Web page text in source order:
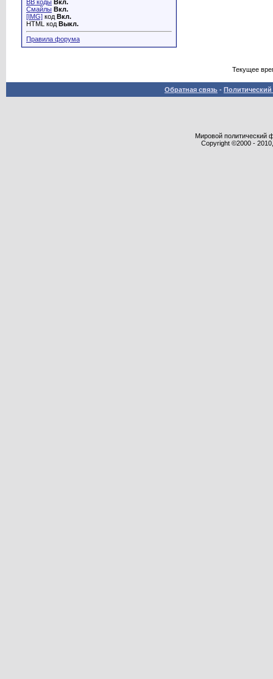
BB коды Вкл.
Смайлы Вкл.
[IMG] код Вкл.
HTML код Выкл.
Правила форума
Текущее
Обратная связь -
Мировой политический
Copyright ©2000 -